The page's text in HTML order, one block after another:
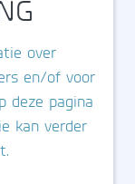
over
en/of voor
deze pagina
kan verder